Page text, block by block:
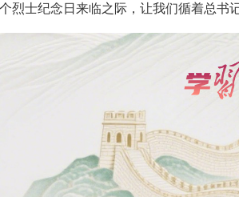
烈士纪念日来临之际，让我们循着总书